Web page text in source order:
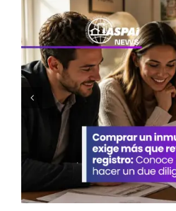
Vivienda: Cinco
decidir